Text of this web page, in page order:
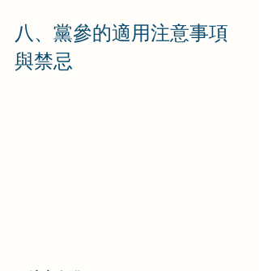
八、黨參的適用注意事項
與禁忌